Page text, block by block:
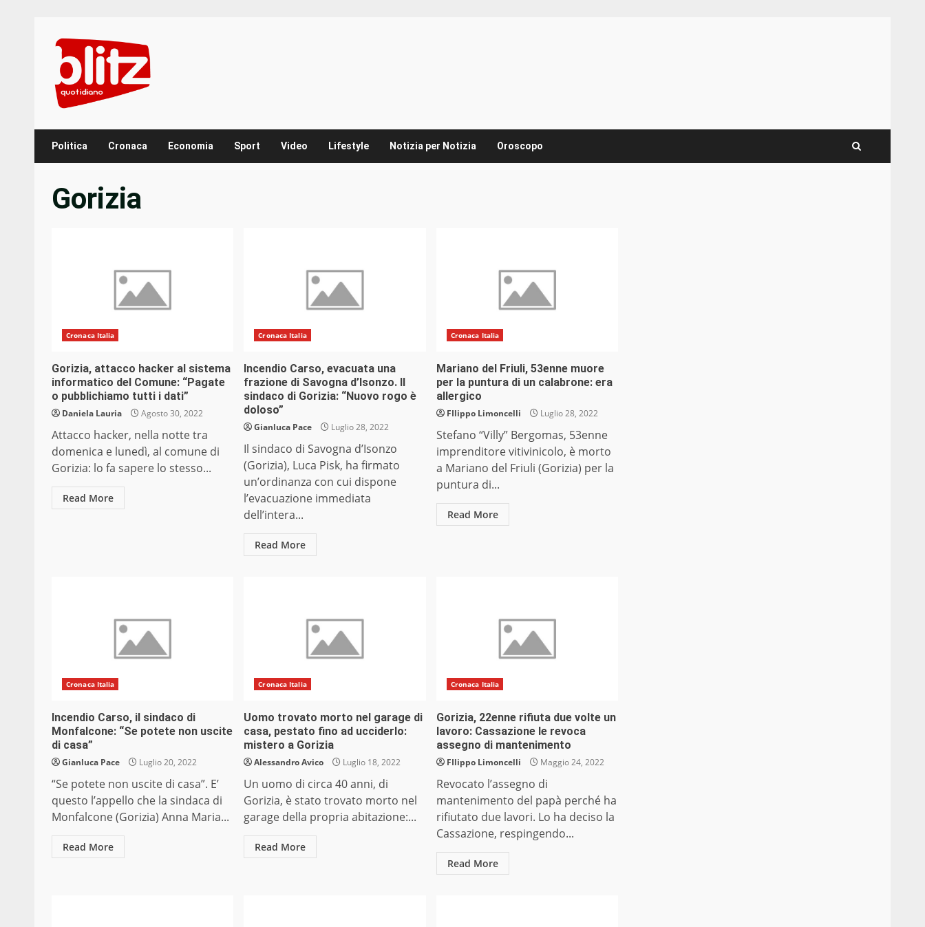
content
Politica Cronaca Economia Sport Video Lifestyle Notizia per Notizia Oroscopo
Gorizia
Cronaca Italia
Gorizia, attacco hacker al sistema
informatico del Comune: “Pagate
o pubblichiamo tutti i dati”
Daniela Lauria Agosto 30, 2022
Attacco hacker, nella notte tra
domenica e lunedì, al comune di
Gorizia: lo fa sapere lo stesso...
Read More
Cronaca Italia
Incendio Carso, evacuata una
frazione di Savogna d’Isonzo. Il
sindaco di Gorizia: “Nuovo rogo è
doloso”
Gianluca Pace Luglio 28, 2022
Il sindaco di Savogna d’Isonzo
(Gorizia), Luca Pisk, ha firmato
un’ordinanza con cui dispone
l’evacuazione immediata
dell’intera...
Read More
Cronaca Italia
Mariano del Friuli, 53enne muore
per la puntura di un calabrone: era
allergico
FIlippo Limoncelli Luglio 28, 2022
Stefano “Villy” Bergomas, 53enne
imprenditore vitivinicolo, è morto
a Mariano del Friuli (Gorizia) per la
puntura di...
Read More
Cronaca Italia
Incendio Carso, il sindaco di
Monfalcone: “Se potete non uscite
di casa”
Gianluca Pace Luglio 20, 2022
“Se potete non uscite di casa”. E’
questo l’appello che la sindaca di
Monfalcone (Gorizia) Anna Maria...
Read More
Cronaca Italia
Uomo trovato morto nel garage di
casa, pestato fino ad ucciderlo:
mistero a Gorizia
Alessandro Avico Luglio 18, 2022
Un uomo di circa 40 anni, di
Gorizia, è stato trovato morto nel
garage della propria abitazione:...
Read More
Cronaca Italia
Gorizia, 22enne rifiuta due volte un
lavoro: Cassazione le revoca
assegno di mantenimento
FIlippo Limoncelli Maggio 24, 2022
Revocato l’assegno di
mantenimento del papà perché ha
rifiutato due lavori. Lo ha deciso la
Cassazione, respingendo...
Read More